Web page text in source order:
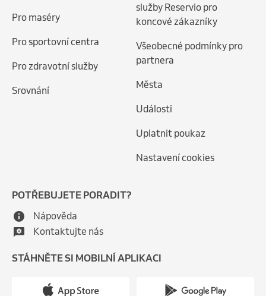
Pro maséry
Pro sportovní centra
Pro zdravotní služby
Srovnání
služby Reservio pro
koncové zákazníky
Všeobecné podmínky pro
partnera
Města
Události
Uplatnit poukaz
Nastavení cookies
POTŘEBUJETE PORADIT?
Nápověda
Kontaktujte nás
STÁHNĚTE SI MOBILNÍ APLIKACI